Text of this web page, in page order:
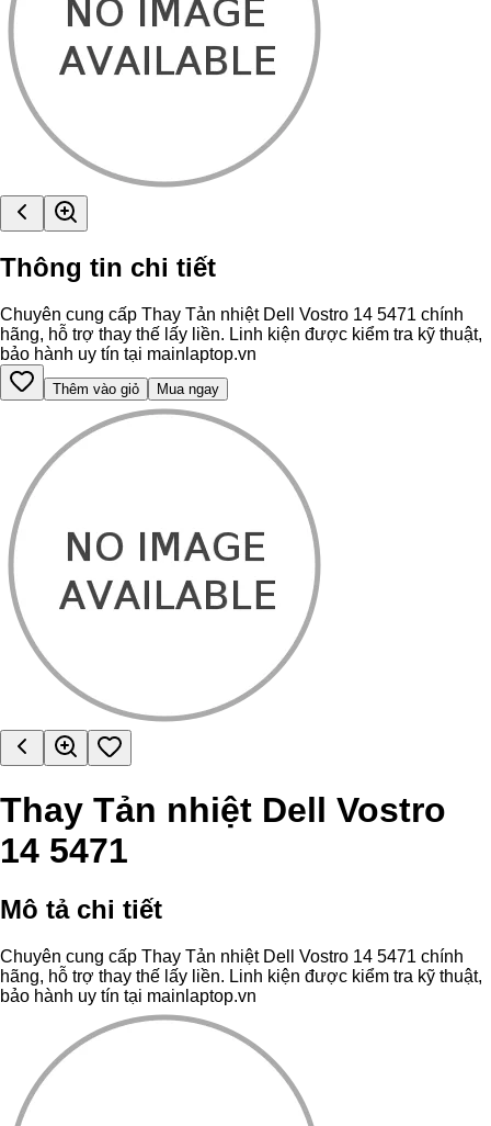
Thông tin chi tiết
Chuyên cung cấp Thay Tản nhiệt Dell Vostro 14 5471 chính
hãng, hỗ trợ thay thế lấy liền. Linh kiện được kiểm tra kỹ thuật,
bảo hành uy tín tại mainlaptop.vn
Thêm vào giỏ Mua ngay
Thay Tản nhiệt Dell Vostro
14 5471
Mô tả chi tiết
Chuyên cung cấp Thay Tản nhiệt Dell Vostro 14 5471 chính
hãng, hỗ trợ thay thế lấy liền. Linh kiện được kiểm tra kỹ thuật,
bảo hành uy tín tại mainlaptop.vn